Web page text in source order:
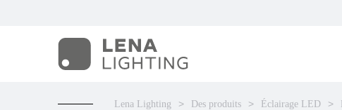
Lena Lighting Des produits Éclairage LED